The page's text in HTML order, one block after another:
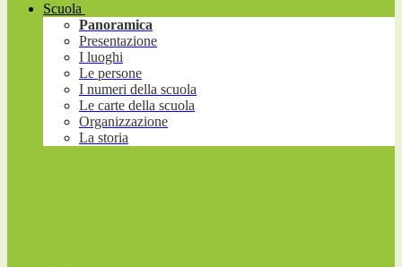
Scuola
Panoramica
Presentazione
I luoghi
Le persone
I numeri della scuola
Le carte della scuola
Organizzazione
La storia